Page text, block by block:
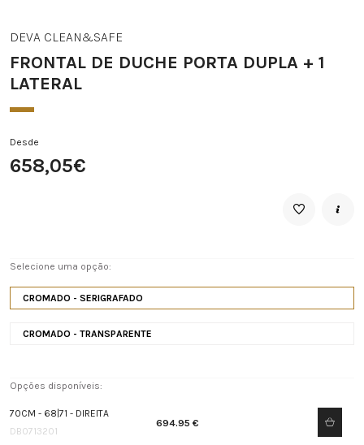
DEVA CLEAN&SAFE
FRONTAL DE DUCHE PORTA DUPLA + 1
LATERAL
Desde
658,05€
Selecione uma opção:
CROMADO - SERIGRAFADO
CROMADO - TRANSPARENTE
Opções disponíveis:
70CM - 68|71 - DIREITA
DB0713201
694.95 €